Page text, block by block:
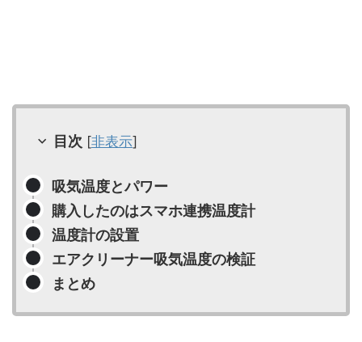
目次 [非表示]
吸気温度とパワー
購入したのはスマホ連携温度計
温度計の設置
エアクリーナー吸気温度の検証
まとめ